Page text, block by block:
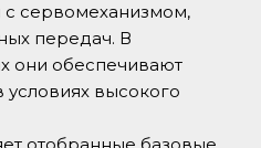
с сервомеханизмом,
передач. В
они обеспечивают
высокого